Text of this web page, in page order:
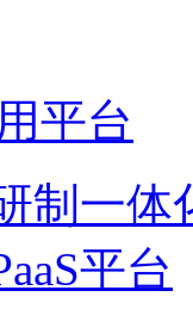
平台
制一
平台